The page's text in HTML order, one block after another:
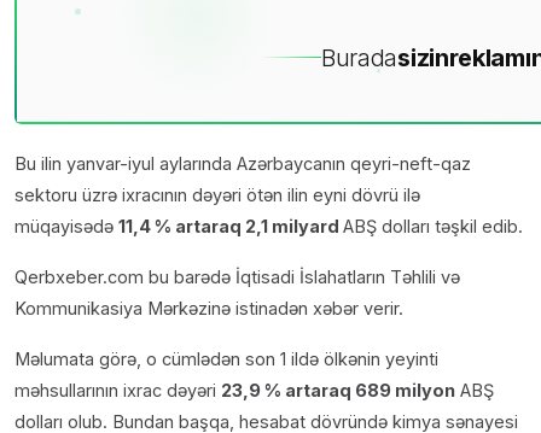
Buradasizin
Bu ilin yanvar-iyul aylarında Azərbaycanın qeyri-neft-qaz
sektoru üzrə ixracının dəyəri ötən ilin eyni dövrü ilə
müqayisədə 11,4 % artaraq 2,1 milyard ABŞ dolları təşkil edib.
Qerbxeber.com bu barədə İqtisadi İslahatların Təhlili və
Kommunikasiya Mərkəzinə istinadən xəbər verir.
Məlumata görə, o cümlədən son 1 ildə ölkənin yeyinti
məhsullarının ixrac dəyəri 23,9 % artaraq 689 milyon ABŞ
dolları olub. Bundan başqa, hesabat dövründə kimya sənayesi